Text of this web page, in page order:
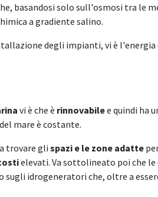
basandosi solo sull'osmosi tra le
a gradiente salino.
degli impianti, vi è l'energia
vi è che è rinnovabilee quindi ha
mare è costante.
trovare gli spazi e le zone adatte
elevati. Va sottolineato poi che
idrogeneratori che, oltre a